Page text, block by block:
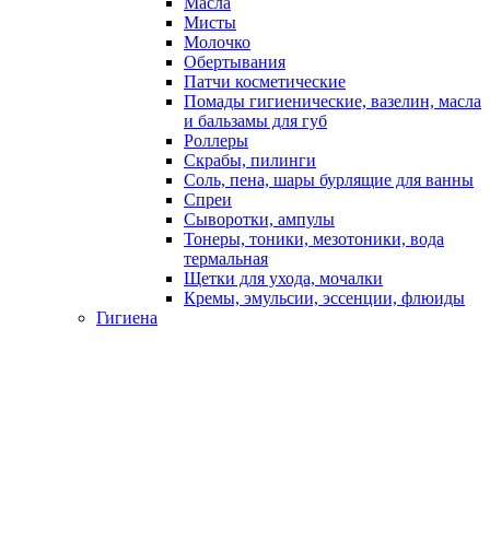
Мисты
Молочко
Обертывания
Патчи косметические
Помады гигиенические, вазелин, масла
и бальзамы для губ
Роллеры
Скрабы, пилинги
Соль, пена, шары бурлящие для ванны
Спреи
Сыворотки, ампулы
Тонеры, тоники, мезотоники, вода
термальная
Щетки для ухода, мочалки
Кремы, эмульсии, эссенции, флюиды
Гигиена